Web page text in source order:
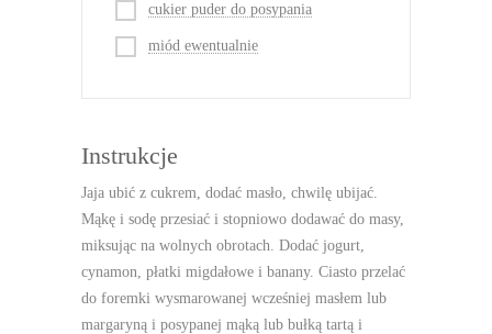
cukier puder do posypania
miód ewentualnie
Instrukcje
Jaja ubić z cukrem, dodać masło, chwilę ubijać.
Mąkę i sodę przesiać i stopniowo dodawać do masy,
miksując na wolnych obrotach. Dodać jogurt,
cynamon, płatki migdałowe i banany. Ciasto przelać
do foremki wysmarowanej wcześniej masłem lub
margaryną i posypanej mąką lub bułką tartą i